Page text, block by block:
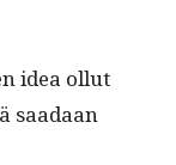
idea ollut
saadaan